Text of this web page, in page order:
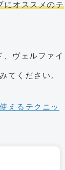
にオススメのテ
ヴェルファイ
てください。